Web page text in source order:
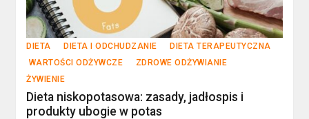
DIETA DIETA I ODCHUDZANIE
DIETA TERAPEUTYCZNA
WARTOŚCI ODŻYWCZE
ZDROWE ODŻYWIANIE
ŻYWIENIE
Dieta niskopotasowa: zasady, jadłospis i
produkty ubogie w potas